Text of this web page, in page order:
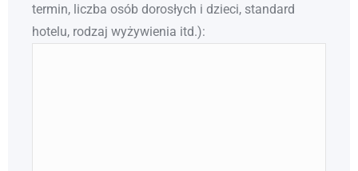
termin, liczba osób dorosłych i dzieci, standard
hotelu, rodzaj wyżywienia itd.):